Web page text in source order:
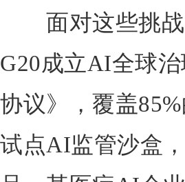
面对这些挑战
G20成立AI全球
协议》，覆盖
试点AI监管沙盒